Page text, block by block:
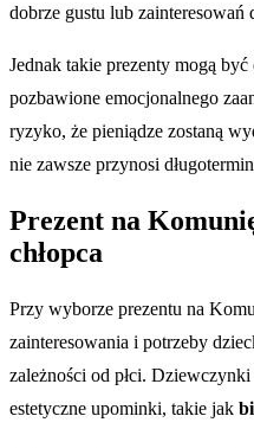
dobrze gustu lub zainteresowań
Jednak takie prezenty mogą
pozbawione emocjonalnego
ryzyko, że pieniądze zostaną
nie zawsze przynosi
Prezent na
chłopca
Przy wyborze prezentu na
zainteresowania i potrzeby
zależności od płci.
estetyczne upominki, takie jak